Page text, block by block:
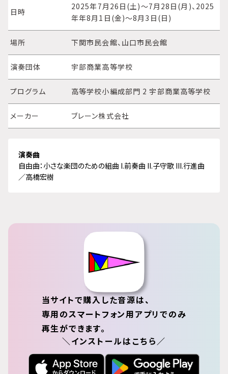
日時
2025年7月26日(土)～7月28日(月)、2025
年年8月1日(金)～8月3日(日)
場所 下関市民会館、山口市民会館
演奏団体 宇部商業高等学校
プログラム 高等学校小編成部門 2 宇部商業高等学校
メーカー ブレーン株式会社
演奏曲
自由曲：小さな楽団のための組曲 I.前奏曲 II.子守歌 III.行進曲
／高橋宏樹
当サイトで購入した音源は、
専用のスマートフォン用アプリでのみ
再生ができます。
＼インストールはこちら／